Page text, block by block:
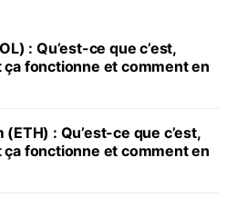
: Qu’est-ce que c’est,
fonctionne et comment en
(ETH) : Qu’est-ce que c’est,
fonctionne et comment en